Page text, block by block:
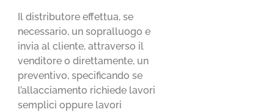
Il distributore effettua, se
necessario, un sopralluogo e
invia al cliente, attraverso il
venditore o direttamente, un
preventivo, specificando se
l’allacciamento richiede lavori
semplici oppure lavori